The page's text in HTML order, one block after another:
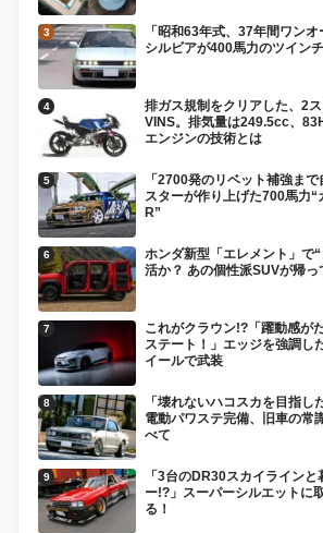
「昭和63年式、37年間ワン
シルビアが400馬力のツイン
排ガス規制をクリアした、2ス
VINS。排気量は249.5cc、
エンジンの技術とは
「2700発のリベット補強ま
スターが作り上げた700馬力“
R”
ホンダ新型「エレメント」で
活か？ あの個性派SUVが帰っ
これがクラウン!?「躍動感が
ステート！」エッジを強調し
イールで武装
「壊れないハコスカを目指
電動パワステ完備、旧車の常
べて
「3台のDR30スカイライン
ー!?」スーパーシルエットに
る！